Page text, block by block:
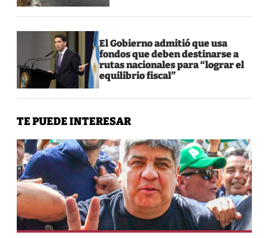
El Gobierno admitió que usa
fondos que deben destinarse a
rutas nacionales para “lograr el
equilibrio fiscal”
TE PUEDE INTERESAR